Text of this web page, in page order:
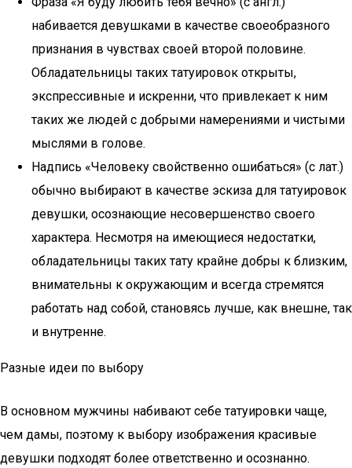
набивается девушками в качестве своеобразного
признания в чувствах своей второй половине.
Обладательницы таких татуировок открыты,
экспрессивные и искренни, что привлекает к ним
таких же людей с добрыми намерениями и чистыми
мыслями в голове.
Надпись «Человеку свойственно ошибаться» (с лат.)
обычно выбирают в качестве эскиза для татуировок
девушки, осознающие несовершенство своего
характера. Несмотря на имеющиеся недостатки,
обладательницы таких тату крайне добры к близким,
внимательны к окружающим и всегда стремятся
работать над собой, становясь лучше, как внешне, так
и внутренне.
Разные идеи по выбору
В основном мужчины набивают себе татуировки чаще,
чем дамы, поэтому к выбору изображения красивые
девушки подходят более ответственно и осознанно.